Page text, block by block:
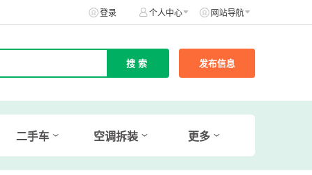
登录 个人中心 网站导航
发布信息
二手车 空调拆装 更多